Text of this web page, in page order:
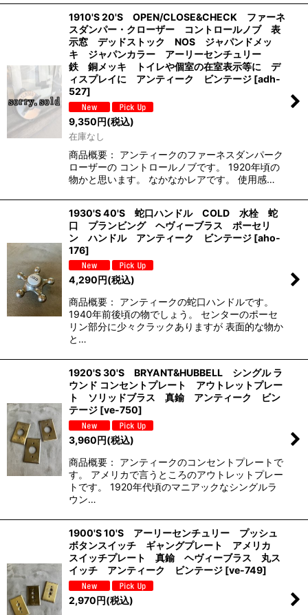
1910'S 20'S OPEN/CLOSE&CHECK ファーネ
スダンパー・クローザー コントロールノブ 表
示窓 デッドストック NOS ジャパンドメッ
キ ジャパンカラー アーリーセンチュリー
鉄 銅メッキ トイレや個室の在室表示等に デ
ィスプレイに アンティーク ビンテージ [adh-
527]
9,350円(税込)
在庫なし
商品概要： アンティークのファーネスダンパーク
ローザーの コントロールノブです。 1920年頃の
物かと思います。 なかなかレアです。 使用感…
1930'S 40'S 蛇口ハンドル COLD 水栓 蛇
口 プランビング ヘヴィーブラス ポーセリ
ン ハンドル アンティーク ビンテージ [aho-
176]
4,290円(税込)
商品概要： アンティークの蛇口ハンドルです。
1940年前後頃の物でしょう。 センターのポーセ
リン部分に少々クラックありますが 表面的な物か
と…
1920'S 30'S BRYANT&HUBBELL シングル ラ
ウンド コンセントプレート アウトレットプレー
ト ソリッドブラス 真鍮 アンティーク ビン
テージ [ve-750]
3,960円(税込)
商品概要： アンティークのコンセントプレートで
す。 アメリカで言うところのアウトレットプレー
トです。 1920年代頃のマニアックなシングルラ
ウン…
1900'S 10'S アーリーセンチュリー プッシュ
ボタンスイッチ ギャングプレート アメリカ
スイッチプレート 真鍮 ヘヴィーブラス 丸ス
イッチ アンティーク ビンテージ [ve-749]
2,970円(税込)